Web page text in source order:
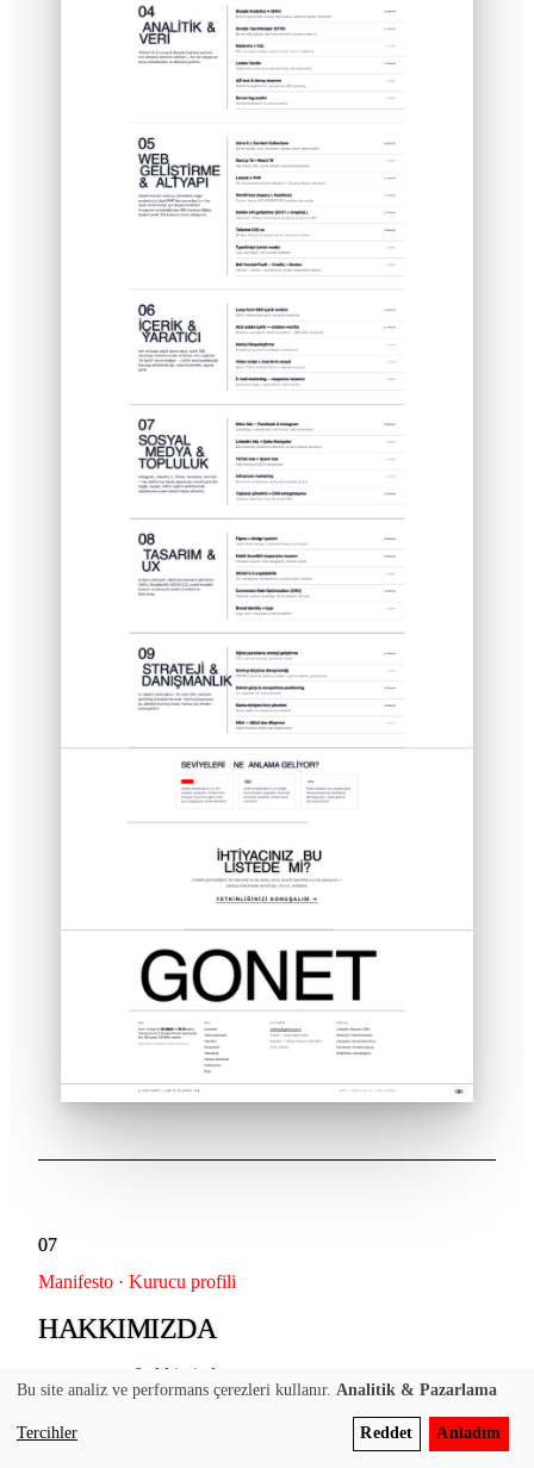
07
Manifesto · Kurucu profili
HAKKIMIZDA
gonet.com.tr/hakkimizda →
Massive hero manifesto + Gökhan Kazancı profil bloğu. Stat
şeridi 1975 / 26 YIL / 16K+ / 1. Eğitim + akademik
Bu site analiz ve performans çerezleri kullanır. Analitik & Pazarlama
Tercihler Reddet Anladım